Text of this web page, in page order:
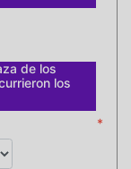
de los
los